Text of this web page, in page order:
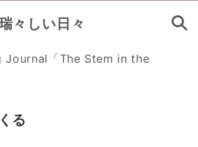
々しい日々
カタログ
Journal「The Stem in the
る